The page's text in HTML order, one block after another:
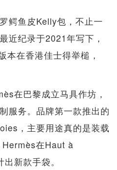
鳄鱼皮Kelly包，不止一
近纪录于2021年写下，
本在香港佳士得举槌，
在巴黎成立马具作坊，
服务。品牌第一款推出的
，主要用途真的是装载
在Haut à
新款手袋。